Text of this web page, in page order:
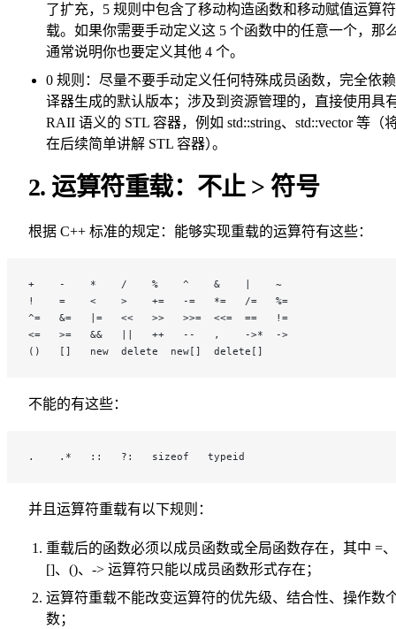
了扩充，5 规则中包含了移动构造函数和移动赋值运算
载。如果你需要手动定义这 5 个函数中的任意一个，那
通常说明你也要定义其他 4 个。
0 规则：尽量不要手动定义任何特殊成员函数，完全依
译器生成的默认版本；涉及到资源管理的，直接使用具
RAII 语义的 STL 容器，例如 std::string、std::vector 等（
在后续简单讲解 STL 容器）
。
2. 运算符重载：不止 > 符号
根据 C++ 标准的规定：能够实现重载的运算符有这些：
+    -    *    /    %    ^    &    |    ~
!    =    <    >    +=   -=   *=   /=   %=
^=   &=   |=   <<   >>   >>=  <<=  ==   !=
<=   >=   &&   ||   ++   --   ,    ->*  ->
()   []   new  delete  new[]  delete[]
不能的有这些：
.    .*   ::   ?:   sizeof   typeid
并且运算符重载有以下规则：
重载后的函数必须以成员函数或全局函数存在，其中 =、
[]、()、-> 运算符只能以成员函数形式存在；
运算符重载不能改变运算符的优先级、结合性、操作数
数；